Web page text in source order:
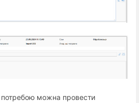
потребою можна провести